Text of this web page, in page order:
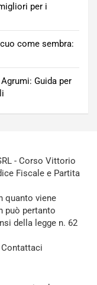
per i
come sembra:
Guida per
- Corso Vittorio
Fiscale e Partita
quanto viene
può pertanto
della legge n. 62
Contattaci